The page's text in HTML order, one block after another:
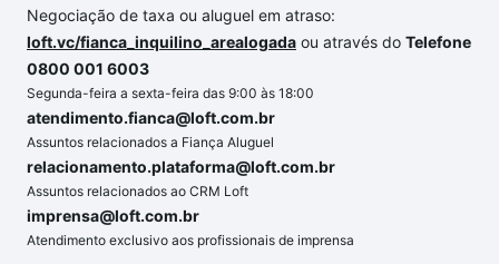
Negociação de taxa ou aluguel em atraso:
loft.vc/fianca_inquilino_arealogada ou através do Telefone
0800 001 6003
Segunda-feira a sexta-feira das 9:00 às 18:00
atendimento.fianca@loft.com.br
Assuntos relacionados a Fiança Aluguel
relacionamento.plataforma@loft.com.br
Assuntos relacionados ao CRM Loft
imprensa@loft.com.br
Atendimento exclusivo aos profissionais de imprensa